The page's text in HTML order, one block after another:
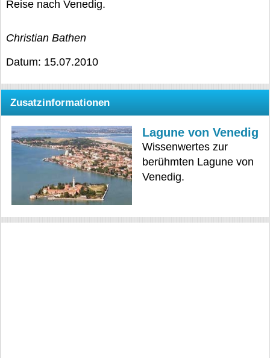
Reise nach Venedig.
Christian Bathen
Datum: 15.07.2010
Zusatzinformationen
Lagune von Venedig
Wissenwertes zur
berühmten Lagune von
Venedig.